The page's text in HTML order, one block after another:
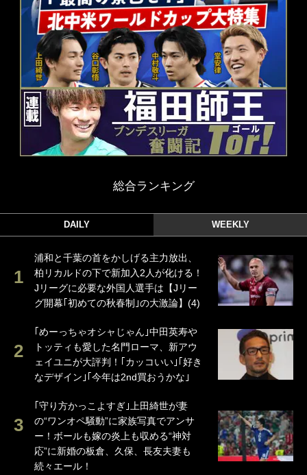
総合ランキング
DAILY WEEKLY
浦和と千葉の首をかしげる主力放出、
柏リカルドの下で新加入2人が化ける！
Jリーグに必要な外国人選手は【Jリー
グ開幕｢初めての秋春制｣の大激論】(4)
｢めーっちゃオシャじゃん｣中田英寿や
トッティも愛した名門ローマ、新アウ
ェイユニが大評判！｢カッコいい｣｢好き
なデザイン｣｢今年は2nd買おうかな｣
｢守り方かっこよすぎ｣上田綺世が妻
の“ワンオペ騒動”に家族写真でアンサ
ー！ボールも嫁の炎上も収める“神対
応”に新婚の板倉、久保、長友夫妻も
続々エール！